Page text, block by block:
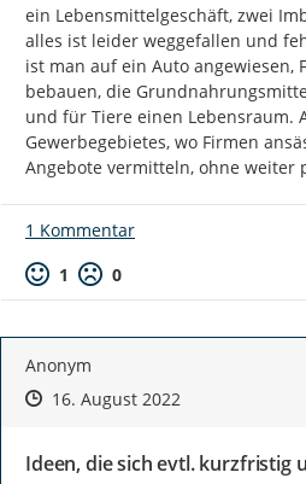
ein Lebensmittelgeschäft, zwei
alles ist leider weggefallen und
ist man auf ein Auto angewiesen,
bebauen, die
und für Tiere einen Lebensraum.
Gewerbegebietes, wo Firmen
Angebote vermitteln, ohne weiter
1 Kommentar
Positive Bewertung
1 Negative Bewertung
0
Anonym
Zeitpunkt des Erstellens
Zeitpunkt des Erstellens
16. August 2022Zur Äußerung
Ideen, die sich evtl. kurzfristig